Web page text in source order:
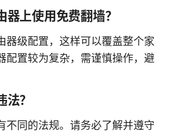
器上使用免费翻墙？
器级配置，这样可以覆盖整个家
配置较为复杂，需谨慎操作，避
？
不同的法规。请务必了解并遵守